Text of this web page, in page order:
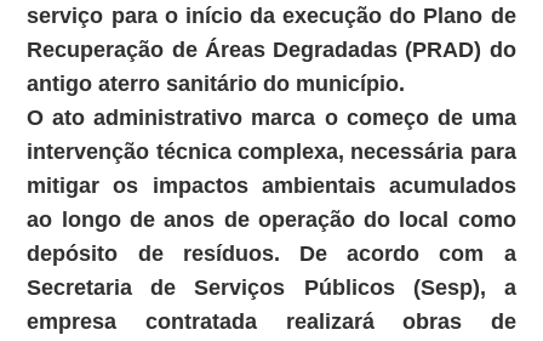
serviço para o início da execução do Plano de
Recuperação de Áreas Degradadas (PRAD) do
antigo aterro sanitário do município.
O ato administrativo marca o começo de uma
intervenção técnica complexa, necessária para
mitigar os impactos ambientais acumulados
ao longo de anos de operação do local como
depósito de resíduos. De acordo com a
Secretaria de Serviços Públicos (Sesp), a
empresa contratada realizará obras de